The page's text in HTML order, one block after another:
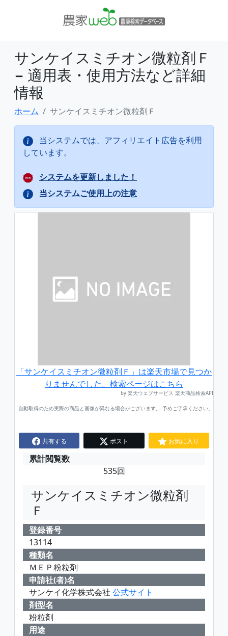
サンケイスミチオン微粒剤Ｆ
− 適用表・使用方法など詳細
情報
ホーム サンケイスミチオン微粒剤Ｆ
当システムでは、アフィリエイト広告を利用
しています。
システムを更新しました！
当システムご使用上の注意
「サンケイスミチオン微粒剤Ｆ」は楽天市場で見つか
りませんでした。検索ページはこちら
by 楽天ウェブサービス 楽天商品検索API
自動取得のため実際の商品と画像が異なる場合がございます。 予めご了承ください。
共有する ポスト お気に入り
累計閲覧数
535回
サンケイスミチオン微粒剤
Ｆ
登録番号
13114
種類名
ＭＥＰ粉粒剤
申請社(者)名
サンケイ化学株式会社 公式サイト
剤型名
粉粒剤
用途